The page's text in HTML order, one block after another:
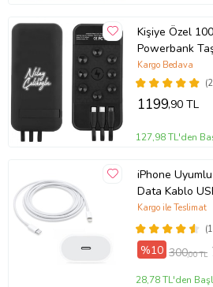
Kişiye Özel
Powerbank
Cihazı
Kargo Bedava
1199,90 TL
127,98 TL'den
iPhone
Data Kablo
Cable
Kargo ile Teslimat
%10 300,00 TL
28,78 TL'den